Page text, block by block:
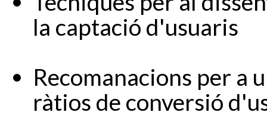
la captació d'usuaris
Recomanacions per a
ràtios de conversió